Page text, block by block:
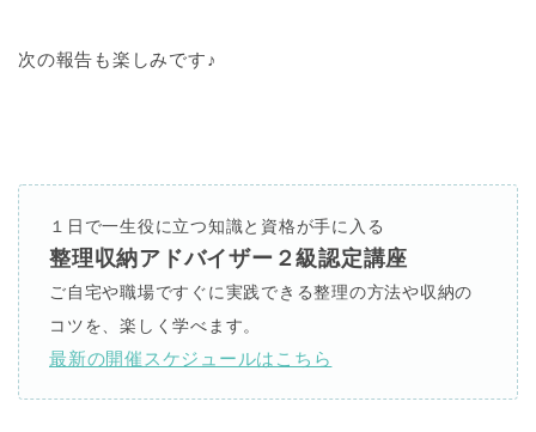
次の報告も楽しみです♪
１日で一生役に立つ知識と資格が手に入る
整理収納アドバイザー２級認定講座
ご自宅や職場ですぐに実践できる整理の方法や収納の
コツを、楽しく学べます。
最新の開催スケジュールはこちら